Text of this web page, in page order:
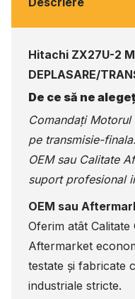
Hitachi ZX27U-2
DEPLASARE/
De ce să ne
Comandați
pe transmisie-
OEM sau Calitate
suport profesional
OEM sau
Oferim atât Calitate
Aftermarket
testate și fabricate
industriale stricte.